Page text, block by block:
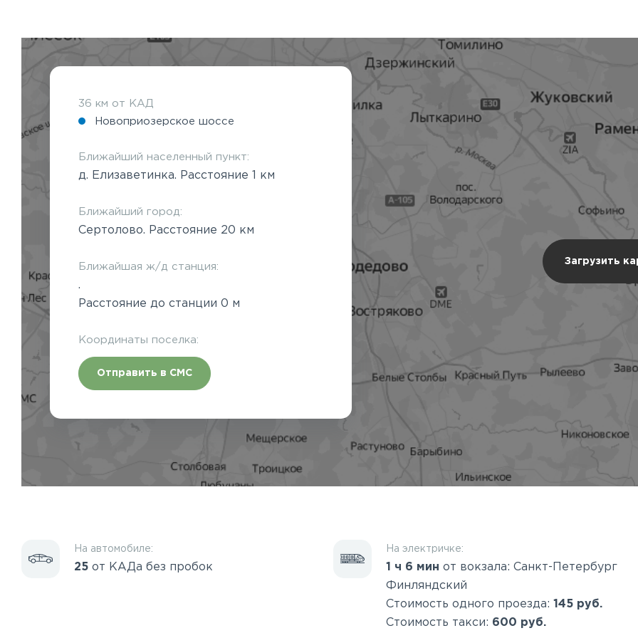
Загрузить
36 км от КАД
Новоприозерское шоссе
Ближайший населенный пункт:
д. Елизаветинка. Расстояние 1 км
Ближайший город:
Сертолово. Расстояние 20 км
Ближайшая ж/д станция:
.
Расстояние до станции 0 м
Координаты поселка:
Отправить в СМС
На автомобиле:
25 от КАДа без пробок
На электричке:
1 ч 6 мин от вокзала: Санкт-Петербург
Финляндский
Стоимость одного проезда: 145 руб.
Стоимость такси: 600 руб.